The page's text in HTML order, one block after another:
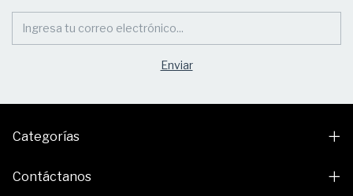
Categorías
Contáctanos